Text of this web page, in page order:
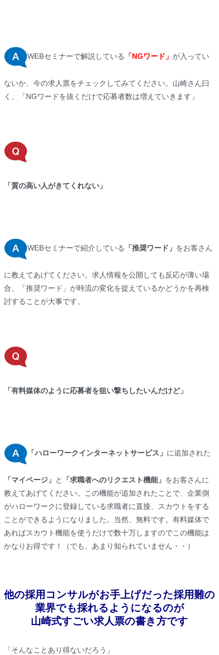
WEBセミナーで解説している 「NGワード」 が入ってい
ないか、今の求人票をチェックしてみてください。山崎さん曰
く、「NGワードを抜くだけで応募者数は増えていきます」
「質の高い人がきてくれない」
WEBセミナーで紹介している 「推奨ワード」 をお客さん
に教えてあげてください。求人情報を公開しても反応が薄い場
合、「推奨ワード」が時流の変化を捉えているかどうかを再検
討することが大事です。
「有料媒体のように応募者を狙い撃ちしたいんだけど」
「ハローワークインターネットサービス」 に追加された
「マイページ」 と 「求職者へのリクエスト機能」 をお客さんに
教えてあげてください。この機能が追加されたことで、企業側
がハローワークに登録している求職者に直接、スカウトをする
ことができるようになりました。当然、無料です。有料媒体で
あればスカウト機能を使うだけで数十万しますのでこの機能は
かなりお得です！（でも、あまり知られていません・・）
他の採用コンサルがお手上げだった採用難の
業界でも採れるようになるのが
山崎式すごい求人票の書き方です
「そんなことあり得ないだろう」